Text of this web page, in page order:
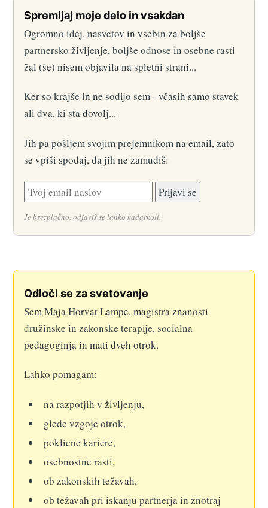
Spremljaj moje delo in vsakdan
Ogromno idej, nasvetov in vsebin za boljše
partnersko življenje, boljše odnose in osebne rasti
žal (še) nisem objavila na spletni strani...
Ker so krajše in ne sodijo sem - včasih samo stavek
ali dva, ki sta dovolj...
Jih pa pošljem svojim prejemnikom na email, zato
se vpiši spodaj, da jih ne zamudiš:
Je brezplačno, odjaviš se lahko kadarkoli.
Odloči se za svetovanje
Sem Maja Horvat Lampe, magistra znanosti
družinske in zakonske terapije, socialna
pedagoginja in mati dveh otrok.
Lahko pomagam:
na razpotjih v življenju,
glede vzgoje otrok,
poklicne kariere,
osebnostne rasti,
ob zakonskih težavah,
ob težavah pri iskanju partnerja in znotraj